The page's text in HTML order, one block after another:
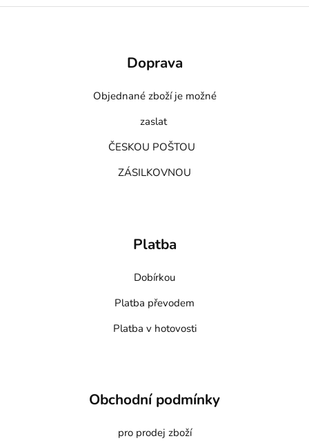
Doprava
Objednané zboží je možné
zaslat
ČESKOU POŠTOU
ZÁSILKOVNOU
Platba
Dobírkou
Platba převodem
Platba v hotovosti
Obchodní podmínky
pro prodej zboží